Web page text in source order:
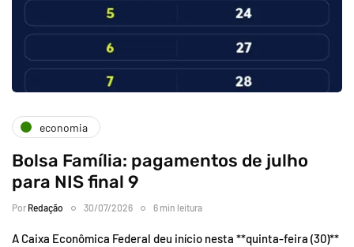
economia
Bolsa Família: pagamentos de julho
para NIS final 9
Por Redação 30/07/2026 6 min leitura
A Caixa Econômica Federal deu início nesta **quinta-feira (30)**